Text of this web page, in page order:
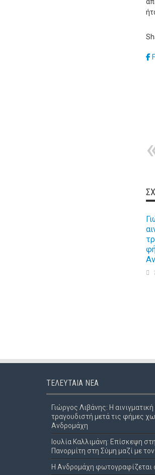
ΤΕΛΕΥΤΑΊΑ ΝΈΑ
Γιώργος Λιβάνης: Η
τραγουδιστή μετά τις φήμες
Ανδρομάχη
Ιουλία Καλλιμάνη: Επίσκεψη
Πανορμίτη στη Σύμη μαζί με
Η Ανδρομάχη φωτογραφίζεται